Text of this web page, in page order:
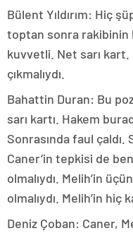
Bülent Yıldırım: Hiç
toptan sonra rakibinin
kuvvetli. Net sarı kart.
çıkmalıydı.
Bahattin Duran: Bu
sarı kartı. Hakem
Sonrasında faul çaldı.
Caner’in tepkisi de
olmalıydı. Melih’in
olmalıydı. Melih’in hiç
Deniz Çoban: Caner,